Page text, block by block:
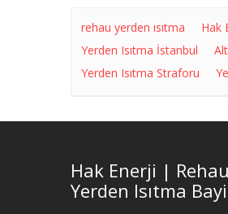
rehau yerden ısıtma Hak
Yerden Isıtma İstanbul
Yerden Isıtma Straforu
Hak Enerji | Rehau
Yerden Isıtma Bayi